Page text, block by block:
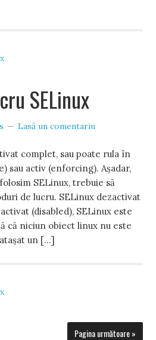
SELinux
Lasă un comentariu
complet, sau poate rula în
sau activ (enforcing). Așadar,
SELinux, trebuie să
de lucru. SELinux dezactivat
(disabled), SELinux este
că niciun obiect linux nu este
un […]
Pagina următoare »